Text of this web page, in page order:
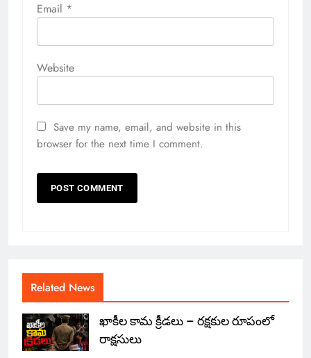
Email *
Website
Save my name, email, and website in this
browser for the next time I comment.
Related News
ఖాకీల కామ క్రీడలు – రక్షకుల రూపంలో
రాక్షసులు